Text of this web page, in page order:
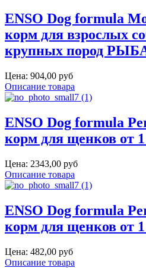
ENSO Dog formula
корм для взрослых
крупных пород
Цена: 904,00 руб
Описание товара
ENSO Dog formula
корм для щенков от
Цена: 2343,00 руб
Описание товара
ENSO Dog formula
корм для щенков от
Цена: 482,00 руб
Описание товара